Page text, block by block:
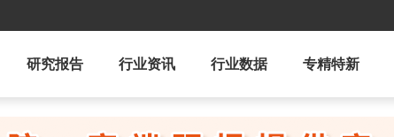
研究报告 行业资讯 行业数据 专精特新